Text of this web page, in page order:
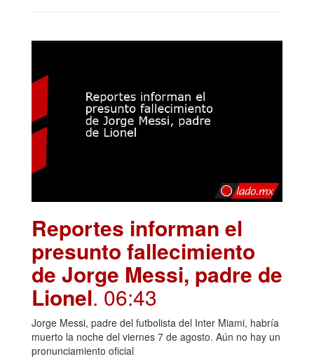
Reportes informan el
presunto fallecimiento
de Jorge Messi, padre de
Lionel. 06:43
Jorge Messi, padre del futbolista del Inter Miami, habría
muerto la noche del viernes 7 de agosto. Aún no hay un
pronunciamiento oficial